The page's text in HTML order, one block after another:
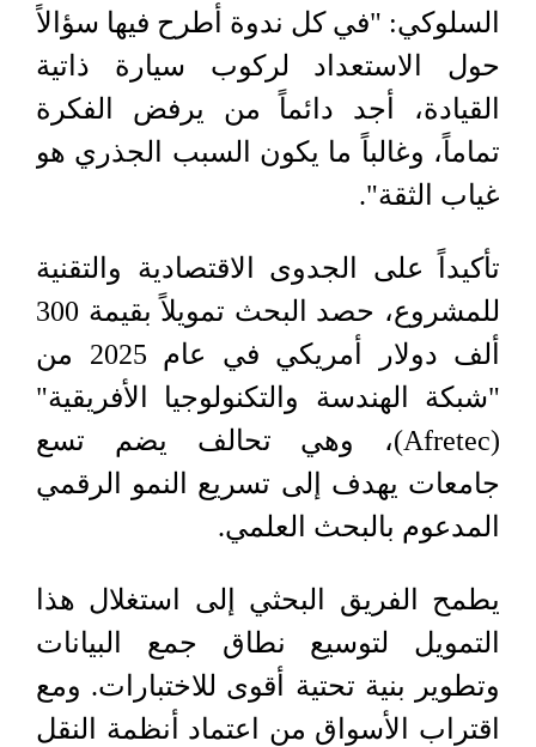
السلوكي: "في كل ندوة أطرح فيها سؤالاً
حول الاستعداد لركوب سيارة ذاتية
القيادة، أجد دائماً من يرفض الفكرة
تماماً، وغالباً ما يكون السبب الجذري هو
غياب الثقة".
تأكيداً على الجدوى الاقتصادية والتقنية
للمشروع، حصد البحث تمويلاً بقيمة 300
ألف دولار أمريكي في عام 2025 من
"شبكة الهندسة والتكنولوجيا الأفريقية"
(Afretec)، وهي تحالف يضم تسع
جامعات يهدف إلى تسريع النمو الرقمي
المدعوم بالبحث العلمي.
يطمح الفريق البحثي إلى استغلال هذا
التمويل لتوسيع نطاق جمع البيانات
وتطوير بنية تحتية أقوى للاختبارات. ومع
اقتراب الأسواق من اعتماد أنظمة النقل